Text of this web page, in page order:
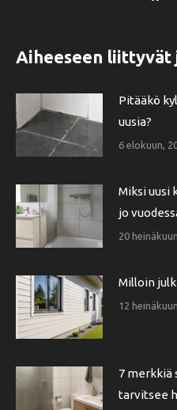
Aiheeseen liittyvät
Pitääkö
uusia?
6 elokuun,
Miksi uusi
jo
20
Milloin
12
7 merkkiä
tarvitsee